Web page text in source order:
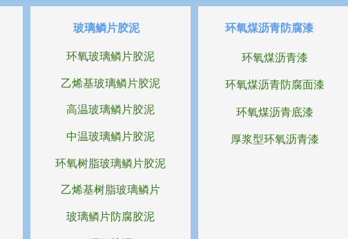
环氧煤沥青防腐漆
环氧煤沥青漆
环氧煤沥青防腐面漆
环氧煤沥青底漆
厚浆型环氧沥青漆
玻璃鳞片胶泥
环氧玻璃鳞片胶泥
乙烯基玻璃鳞片胶泥
高温玻璃鳞片胶泥
中温玻璃鳞片胶泥
环氧树脂玻璃鳞片胶泥
乙烯基树脂玻璃鳞片
玻璃鳞片防腐胶泥